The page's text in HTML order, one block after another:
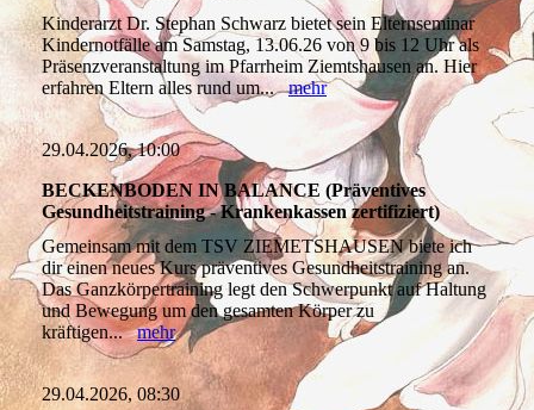
Kinderarzt Dr. Stephan Schwarz bietet sein Elternseminar
Kindernotfälle am Samstag, 13.06.26 von 9 bis 12 Uhr als
Präsenzveranstaltung im Pfarrheim Ziemtshausen an. Hier
erfahren Eltern alles rund um...mehr
29.04.2026, 10:00
BECKENBODEN IN BALANCE (Präventives
Gesundheitstraining - Krankenkassen zertifiziert)
Gemeinsam mit dem TSV ZIEMETSHAUSEN biete ich
dir einen neues Kurs präventives Gesundheitstraining an.
Das Ganzkörpertraining legt den Schwerpunkt auf Haltung
und Bewegung um den gesamten Körper zu
kräftigen...mehr
29.04.2026, 08:30